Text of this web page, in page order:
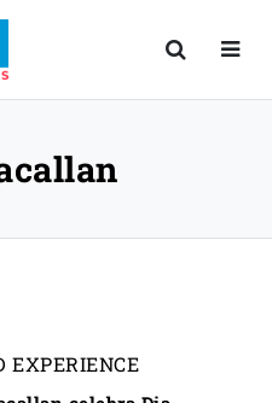
EXPERIENCE